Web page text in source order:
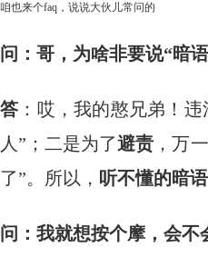
咱也来个faq，说说大伙儿常问的
问：哥，为啥非要说“暗
答 ：哎，我的憨兄弟！
人”；二是为了避责 ，万
了”。所以， 听不懂的暗
问：我就想按个摩，会不